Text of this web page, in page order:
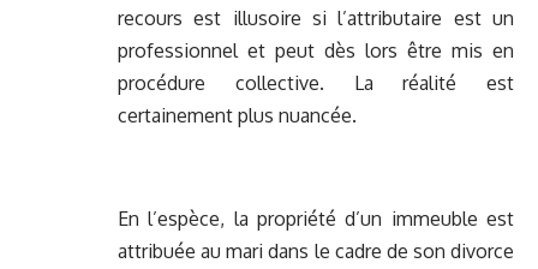
recours est illusoire si l’attributaire est un
professionnel et peut dès lors être mis en
procédure collective. La réalité est
certainement plus nuancée.
En l’espèce, la propriété d’un immeuble est
attribuée au mari dans le cadre de son divorce